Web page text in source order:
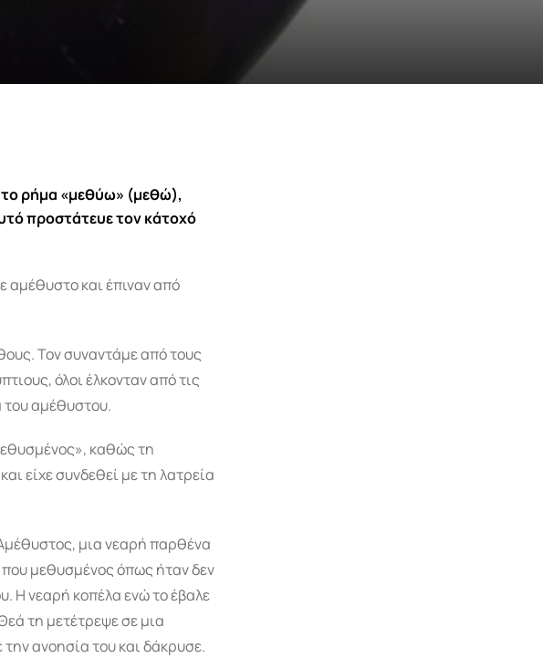
το ρήμα «μεθύω» (μεθώ),
προστάτευε τον κάτοχό
αμέθυστο και έπιναν από
Τον συναντάμε από τους
όλοι έλκονταν από τις
του αμέθυστου.
καθώς τη
είχε συνδεθεί με τη λατρεία
μια νεαρή παρθένα
μεθυσμένος όπως ήταν δεν
Η νεαρή κοπέλα ενώ το έβαλε
τη μετέτρεψε σε μια
ανοησία του και δάκρυσε.